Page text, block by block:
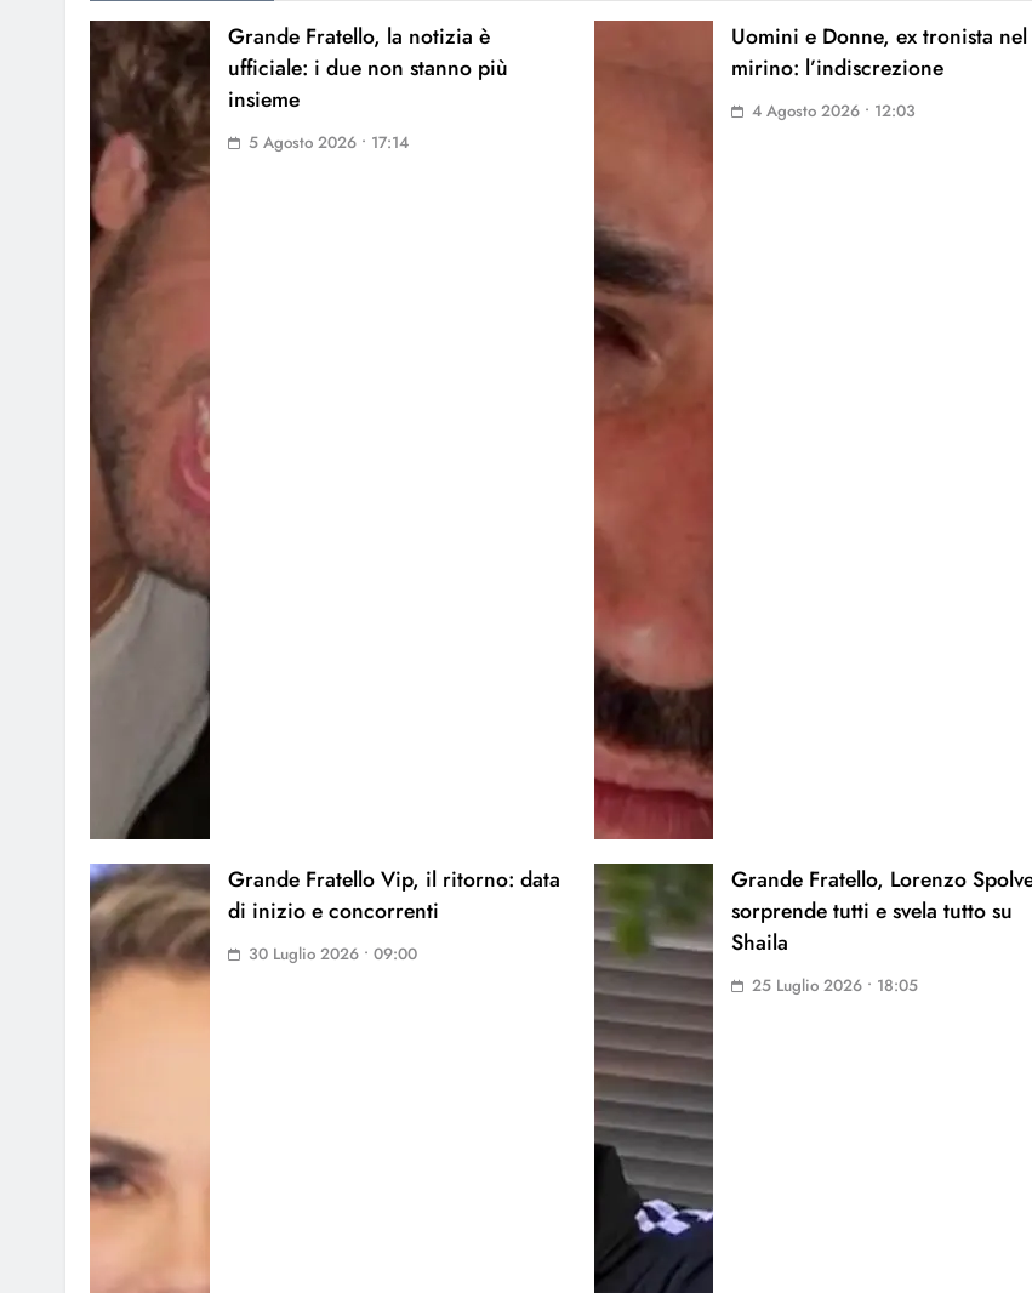
Grande Fratello, la notizia è
ufficiale: i due non stanno più
insieme
5 Agosto 2026 • 17:14
Uomini e Donne, ex tronista nel
mirino: l’indiscrezione
4 Agosto 2026 • 12:03
Grande Fratello Vip, il ritorno: data
di inizio e concorrenti
30 Luglio 2026 • 09:00
Grande Fratello, Lorenzo
sorprende tutti e svela tutto su
Shaila
25 Luglio 2026 • 18:05